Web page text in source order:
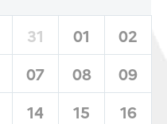
31 01
02
07 08
09
14 15
16